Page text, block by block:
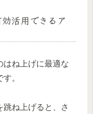
活用できるア
はね上げに最適な
す。
跳ね上げると、さ